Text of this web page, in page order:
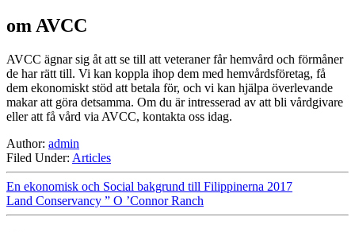
om AVCC
AVCC ägnar sig åt att se till att veteraner får hemvård och förmåner
de har rätt till. Vi kan koppla ihop dem med hemvårdsföretag, få
dem ekonomiskt stöd att betala för, och vi kan hjälpa överlevande
makar att göra detsamma. Om du är intresserad av att bli vårdgivare
eller att få vård via AVCC, kontakta oss idag.
Author: admin
Filed Under: Articles
En ekonomisk och Social bakgrund till Filippinerna 2017
Land Conservancy ” O ’Connor Ranch